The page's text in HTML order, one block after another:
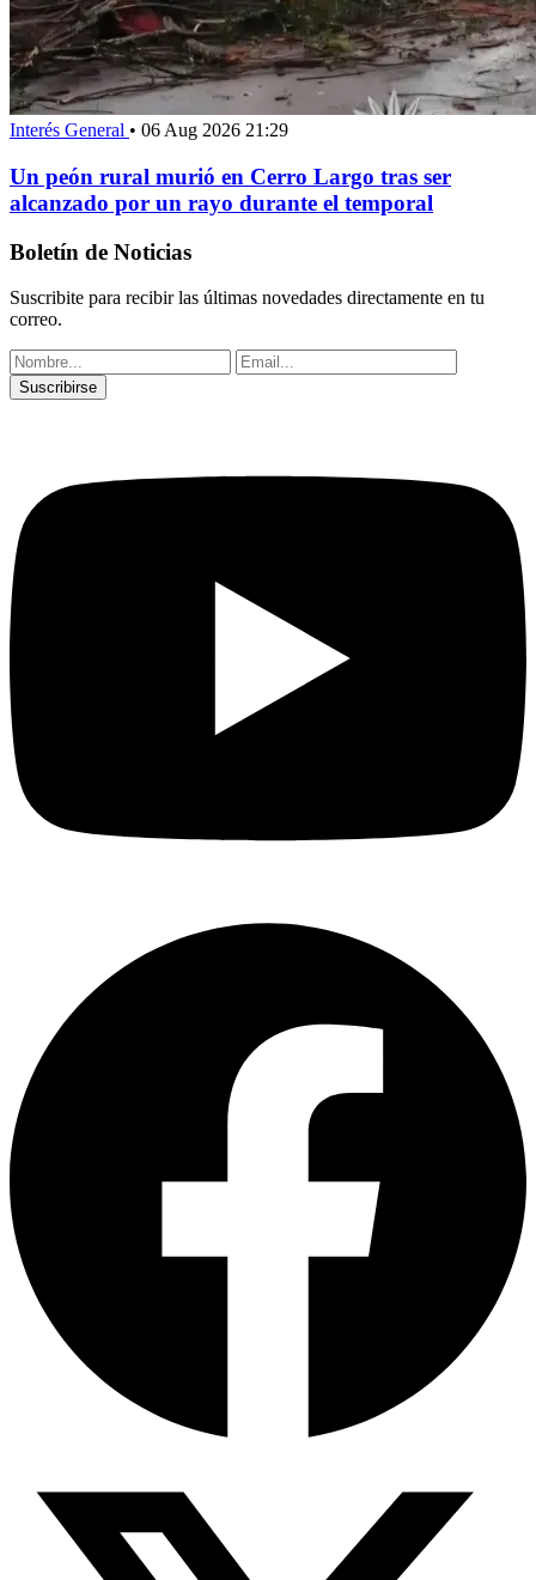
Interés General • 06 Aug 2026 21:29
Un peón rural murió en Cerro Largo tras ser
alcanzado por un rayo durante el temporal
Boletín de Noticias
Suscribite para recibir las últimas novedades directamente en tu
correo.
Suscribirse